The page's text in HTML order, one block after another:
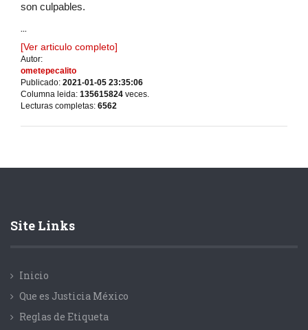
son culpables.
...
[Ver articulo completo]
Autor:
ometepecalito
Publicado: 2021-01-05 23:35:06
Columna leida: 135615824 veces.
Lecturas completas: 6562
Site Links
Inicio
Que es Justicia México
Reglas de Etiqueta